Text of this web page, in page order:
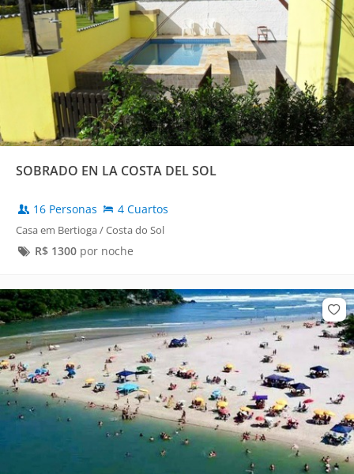
SOBRADO EN LA COSTA DEL SOL
16 Personas 4 Cuartos
Casa em Bertioga / Costa do Sol
R$ 1300por noche